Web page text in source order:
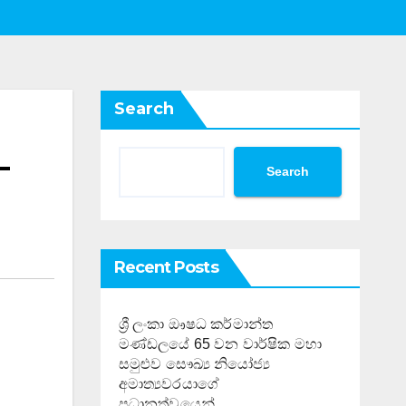
Search
Search
Recent Posts
ශ්‍රී ලංකා ඖෂධ කර්මාන්ත
මණ්ඩලයේ 65 වන වාර්ෂික මහා
සමුළුව සෞඛ්‍ය නියෝජ්‍ය
අමාත්‍යවරයාගේ